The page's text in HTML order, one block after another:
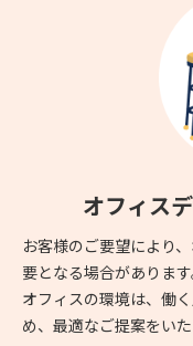
オフィス
お客様のご要望により
要となる場合があります
オフィスの環境は、働
め、最適なご提案をいた